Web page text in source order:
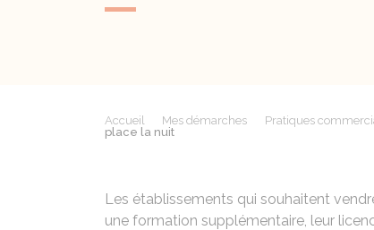
Accueil Mes démarches Pratiques
place la nuit
Les établissements qui souhaitent
une formation supplémentaire, leur